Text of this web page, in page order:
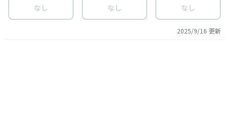
なし なし なし
2025/9/16 更新